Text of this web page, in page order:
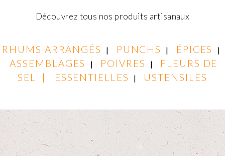
Découvrez tous nos produits artisanaux
RHUMS ARRANGÉS | PUNCHS | ÉPICES |
ASSEMBLAGES | POIVRES |
FLEURS DE
SEL | ESSENTIELLES | USTENSILES